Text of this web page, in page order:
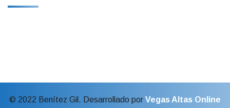
© 2022 Benítez Gil. Desarrollado por Vegas Altas Online